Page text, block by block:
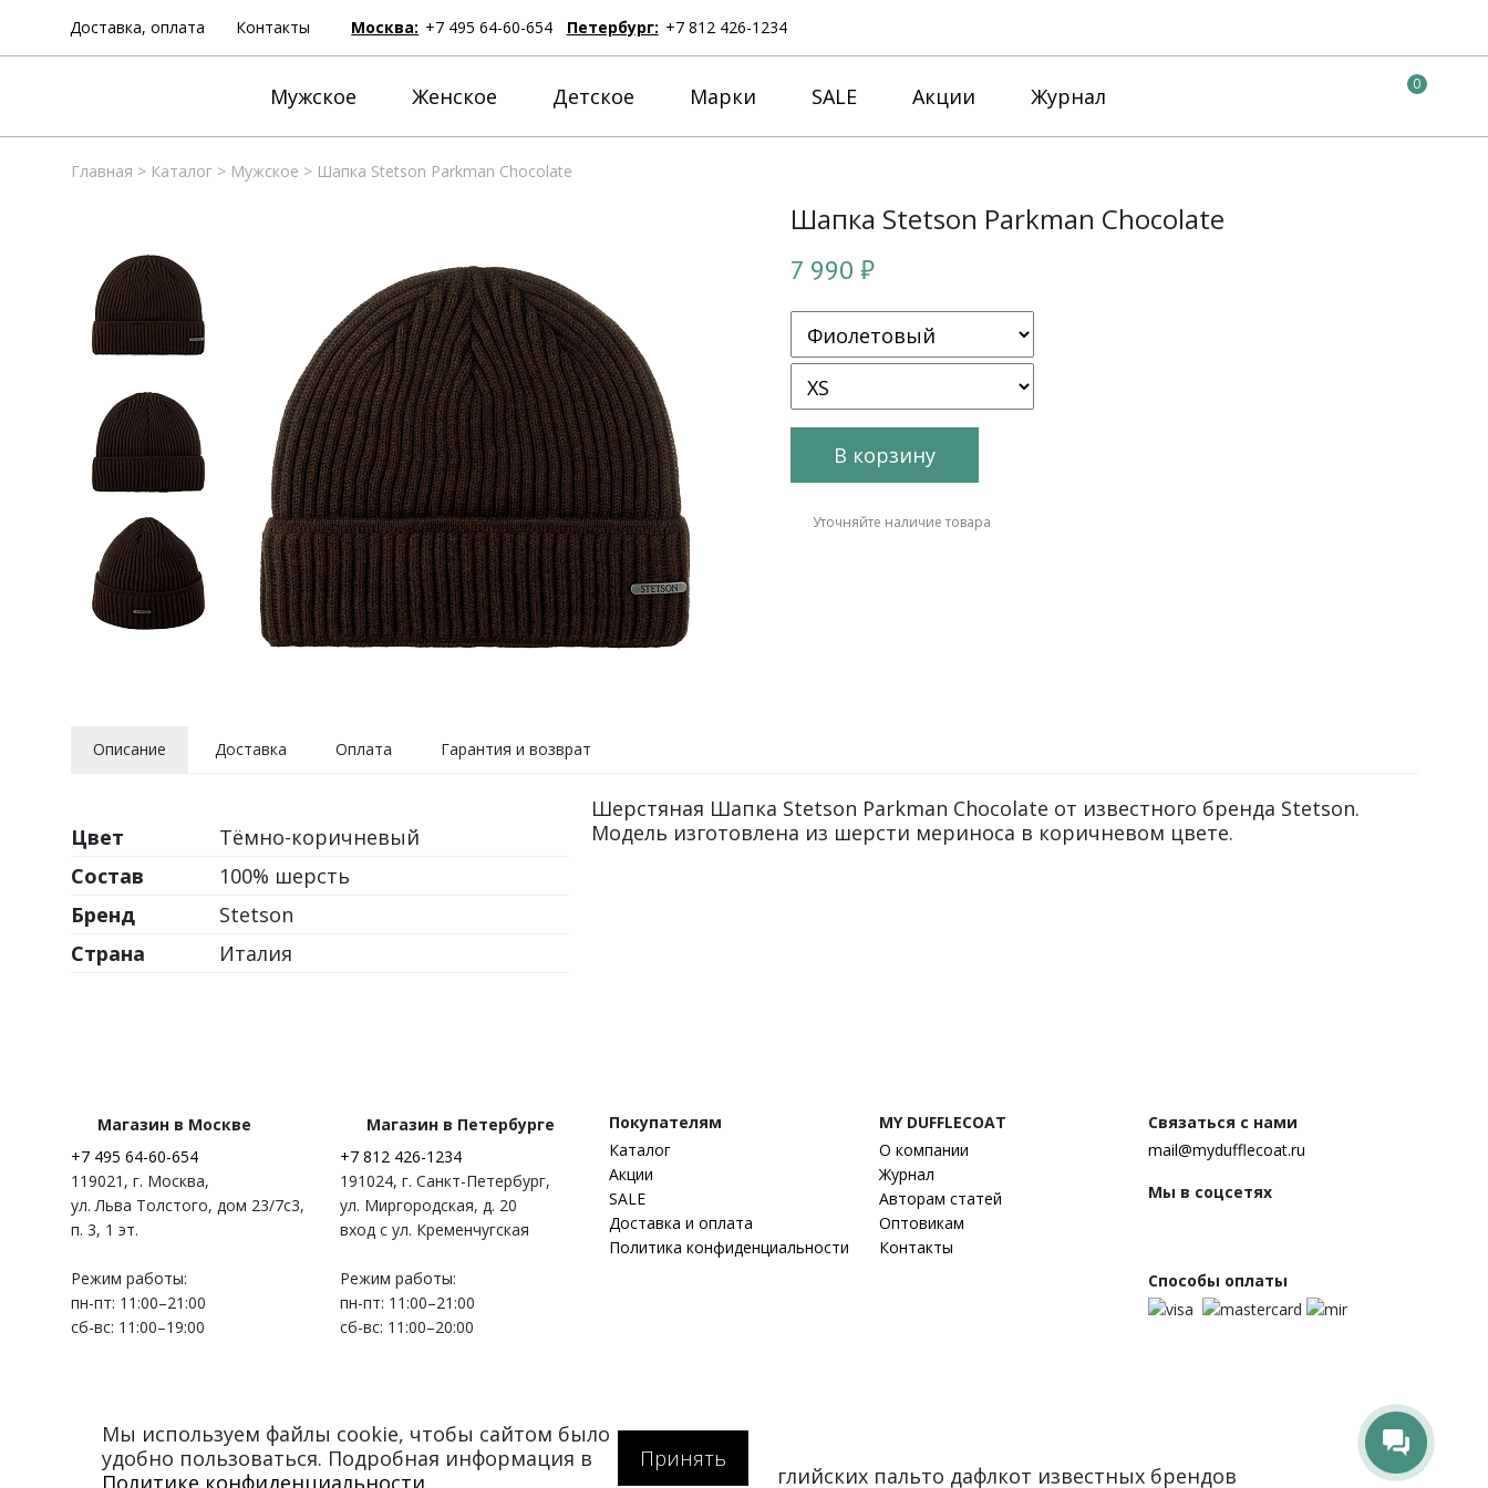
Доставка, оплата Контакты Москва: +7 495 64-60-654 Петербург: +7 812 426-1234
Мужское Женское Детское Марки SALE Акции Журнал 0
Главная > Каталог> Мужское > Шапка Stetson Parkman Chocolate
Шапка Stetson Parkman Chocolate
7 990 ₽
В корзину
Уточняйте наличие товара
Описание Доставка Оплата Гарантия и возврат
Цвет
Тёмно-коричневый
Состав
100% шерсть
Бренд
Stetson
Страна
Италия
Шерстяная Шапка Stetson Parkman Chocolate от известного бренда Stetson.
Модель изготовлена из шерсти мериноса в коричневом цвете.
Магазин в Москве
+7 495 64-60-654
119021 , г. Москва,
ул. Льва Толстого, дом 23/7c3,
п. 3, 1 эт.
Режим работы:
пн-пт: 11:00–21:00
сб-вс: 11:00–19:00
Магазин в Петербурге
+7 812 426-1234
191024, г. Санкт-Петербург,
ул. Миргородская, д. 20
вход с ул. Кременчугская
Режим работы:
пн-пт: 11:00–21:00
сб-вс: 11:00–20:00
Покупателям
Каталог
Акции
SALE
Доставка и оплата
Политика конфиденциальности
MY DUFFLECOAT
О компании
Журнал
Авторам статей
Оптовикам
Контакты
Связаться с нами
mail@mydufflecoat.ru
Мы в соцсетях
Способы оплаты
© 2012–2026 Mydufflecoat.ru — интернет-магазин английских пальто дафлкот известных брендов
Мы используем файлы cookie, чтобы сайтом было
удобно пользоваться. Подробная информация в
Политике конфиденциальности
Принять